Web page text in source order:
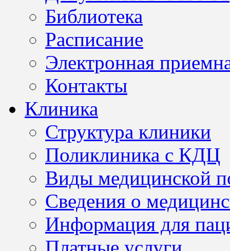
Библиотека
Расписание
Электронная
Контакты
Клиника
Структура клиники
Поликлиника с КДЦ
Виды медицинской
Сведения о
Информация для